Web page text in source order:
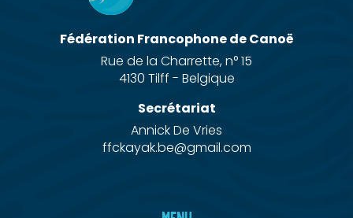
Fédération Francophone de Canoë
Rue de la Charrette, n° 15
4130 Tilff - Belgique
Secrétariat
Annick De Vries
ffckayak.be@gmail.com